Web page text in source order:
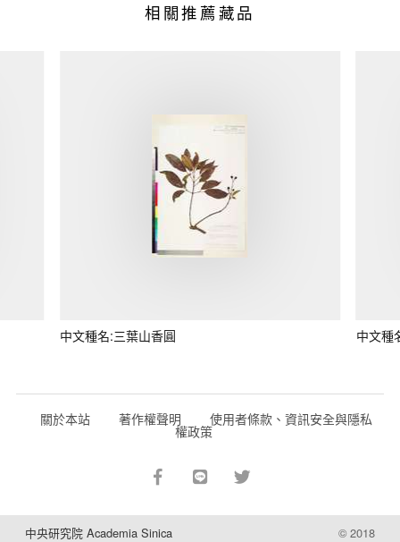
相關推薦藏品
中文種名:三葉山香圓 中文種
關於本站 著作權聲明 使用者條款、資訊安全與隱私
權政策
中央研究院 Academia Sinica © 2018